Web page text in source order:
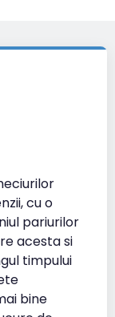
cu o
pariurilor
acesta si
timpului
bine